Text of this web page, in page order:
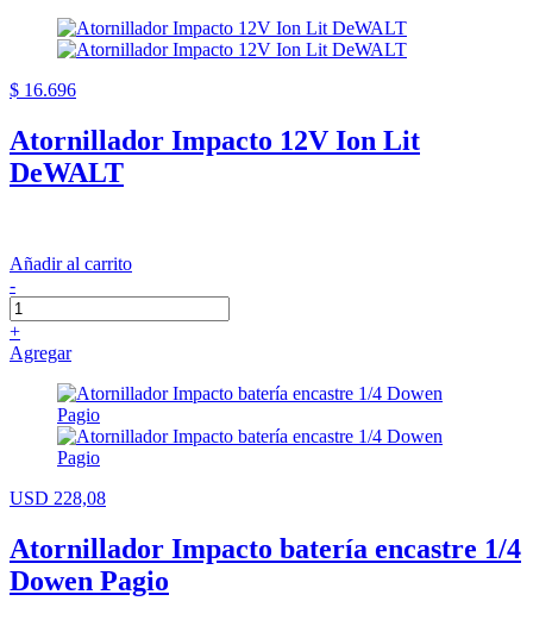
$ 16.696
Atornillador Impacto 12V Ion Lit
DeWALT
Añadir al carrito
-
+
Agregar
USD 228,08
Atornillador Impacto batería encastre 1/4
Dowen Pagio